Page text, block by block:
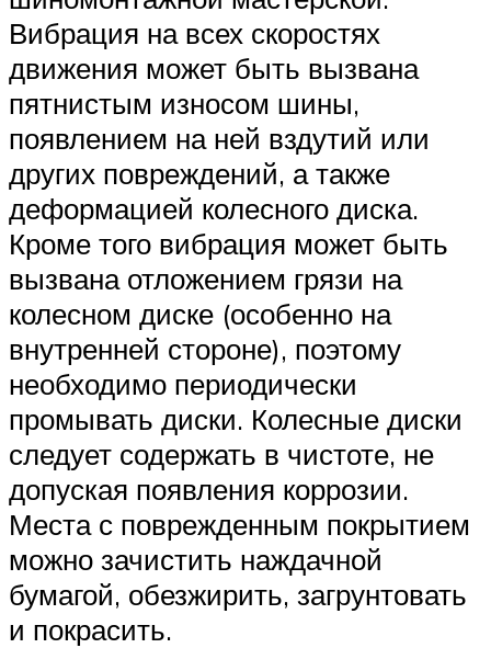
Вибрация на всех скоростях
движения может быть вызвана
пятнистым износом шины,
появлением на ней вздутий или
других повреждений, а также
деформацией колесного диска.
Кроме того вибрация может быть
вызвана отложением грязи на
колесном диске (особенно на
внутренней стороне), поэтому
необходимо периодически
промывать диски. Колесные диски
следует содержать в чистоте, не
допуская появления коррозии.
Места с поврежденным покрытием
можно зачистить наждачной
бумагой, обезжирить, загрунтовать
и покрасить.